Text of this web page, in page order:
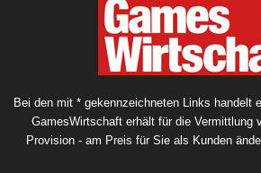
Bei den mit * gekennzeichneten Links handelt
GamesWirtschaft erhält für die Vermittlung
Provision - am Preis für Sie als Kunden